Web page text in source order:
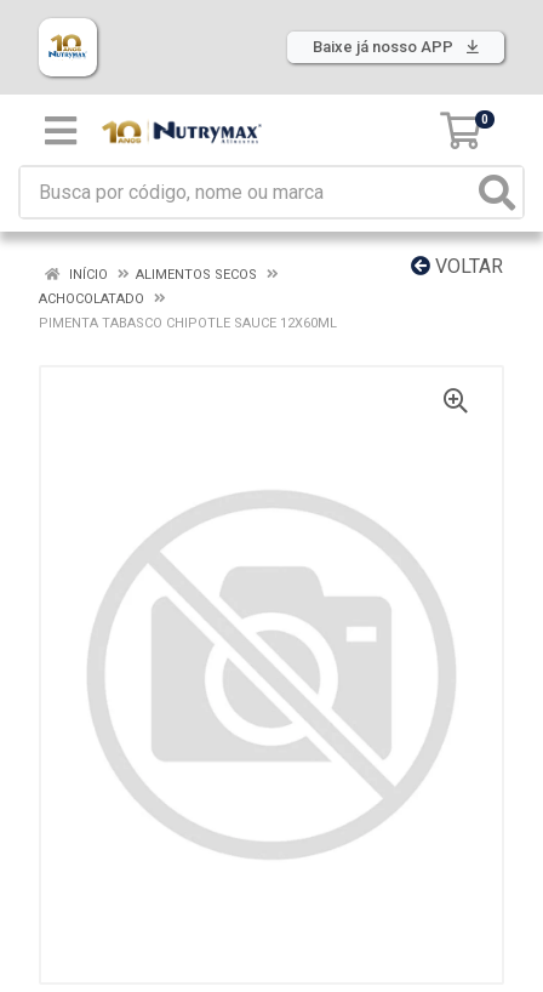
Baixe já nosso APP
0
VOLTAR
INÍCIO
ALIMENTOS SECOS
ACHOCOLATADO
PIMENTA TABASCO CHIPOTLE SAUCE 12X60ML